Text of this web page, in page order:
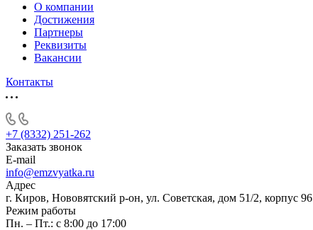
О компании
Достижения
Партнеры
Реквизиты
Вакансии
Контакты
+7 (8332) 251-262
Заказать звонок
E-mail
info@emzvyatka.ru
Адрес
г. Киров, Нововятский р-он, ул. Советская, дом 51/2, корпус 96
Режим работы
Пн. – Пт.: с 8:00 до 17:00